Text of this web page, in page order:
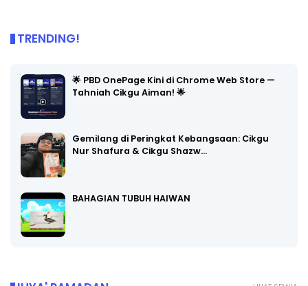
TRENDING!
🌟 PBD OnePage Kini di Chrome Web Store —
Tahniah Cikgu Aiman! 🌟
Gemilang di Peringkat Kebangsaan: Cikgu
Nur Shafura & Cikgu Shazw…
BAHAGIAN TUBUH HAIWAN